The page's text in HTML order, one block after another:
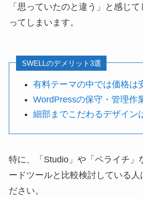
「思っていたのと違う」と感じ
ってしまいます。
SWELLのデメリット3選
有料テーマの中では価格は
WordPressの保守・管理作
細部までこだわるデザイン
特に、「Studio」や「ペライチ」
ードツールと比較検討している人
ださい。